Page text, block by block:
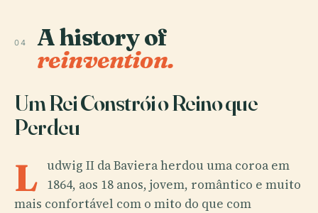
04 A history of
reinvention.
Um Rei Constrói o Reino que
Perdeu
L udwig II da Baviera herdou uma coroa em
1864, aos 18 anos, jovem, romântico e muito
mais confortável com o mito do que com